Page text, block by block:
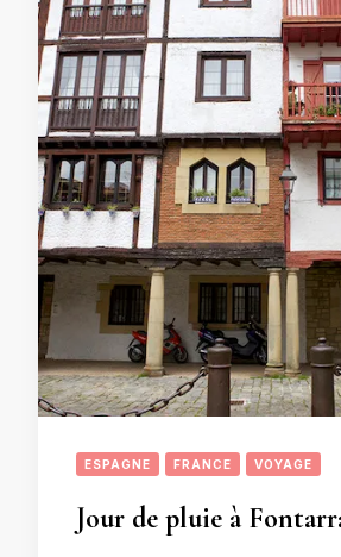
ESPAGNE FRANCE VOYAGE
Jour de pluie à